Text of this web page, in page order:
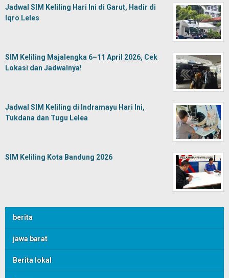
Jadwal SIM Keliling Hari Ini di Garut, Hadir di
Iqro Leles
SIM Keliling Majalengka 6–11 April 2026, Cek
Lokasi dan Jadwalnya!
Jadwal SIM Keliling di Indramayu Hari Ini,
Tukdana dan Tugu Lelea
SIM Keliling Kota Bandung 2026
berita
jawa barat
Berita lokal